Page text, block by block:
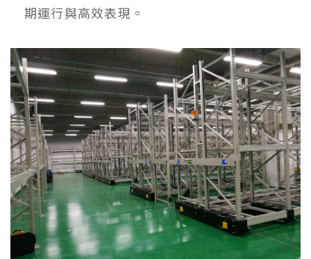
期運行與高效表現。